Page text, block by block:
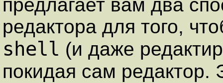
предлагает вам два
редактора для того,
shell (и даже
покидая сам